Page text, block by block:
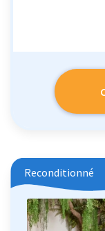
Reconditionné